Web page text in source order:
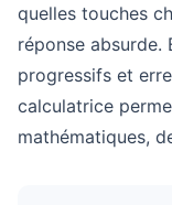
quelles touches
réponse absurde.
progressifs et
calculatrice
mathématiques,